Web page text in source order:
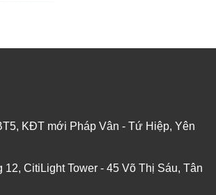
KĐT mới Pháp Vân - Tứ Hiệp, Yên
12, CitiLight Tower - 45 Võ Thị Sáu, Tân